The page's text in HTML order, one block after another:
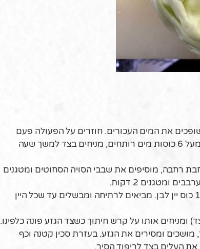
את המים העכורים. חוזרים על הפעולה פעם
פעמיים עד שהמים יוצאים נקיים. מסננים ומחזירים לקערה. יוצקים מעל 6 כוסות מים רותחים, מניחים בצד למשך שעה
רחבה, מוסיפים את שבבי הסויה הסחוטים ומטגנים
ומטגנים 2 דקות.
מוסיפים את הפריקה המסוננת, מערבבים ויוצקים 1 כוס יין לבן. מביאים לרתיחה ומבשלים עד שכל היין
(שומרים בצד) ומניחים אותו על קרש חיתוך כשצד הגזע פונה כלפינו.
ומסירים את הגזע. בעזרת סכין קטנה וכף